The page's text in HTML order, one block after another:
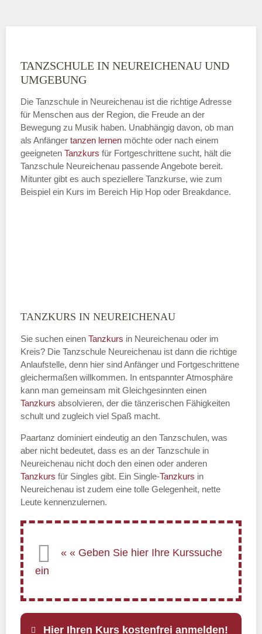
TANZSCHULE IN NEUREICHENAU UND
UMGEBUNG
Die Tanzschule in Neureichenau ist die richtige Adresse
für Menschen aus der Region, die Freude an der
Bewegung zu Musik haben. Unabhängig davon, ob man
als Anfänger tanzen lernen möchte oder nach einem
geeigneten Tanzkurs für Fortgeschrittene sucht, hält die
Tanzschule Neureichenau passende Angebote bereit.
Mitunter gibt es auch speziellere Tanzkurse, wie zum
Beispiel ein Kurs im Bereich Hip Hop oder Breakdance.
TANZKURS IN NEUREICHENAU
Sie suchen einen Tanzkurs in Neureichenau oder im
Kreis? Die Tanzschule Neureichenau ist dann die richtige
Anlaufstelle, denn hier sind Anfänger und Fortgeschrittene
gleichermaßen willkommen. In entspannter Atmosphäre
kann man gemeinsam mit Gleichgesinnten einen
Tanzkurs absolvieren, der die tänzerischen Fähigkeiten
schult und zugleich viel Spaß macht.
Paartanz dominiert eindeutig an den Tanzschulen, was
aber nicht bedeutet, dass es an der Tanzschule in
Neureichenau nicht doch den einen oder anderen
Tanzkurs für Singles gibt. Ein Single-Tanzkurs in
Neureichenau ist zudem eine tolle Gelegenheit, nette
Leute kennenzulernen.
Hier Ihren Kurs kostenfrei anmelden!